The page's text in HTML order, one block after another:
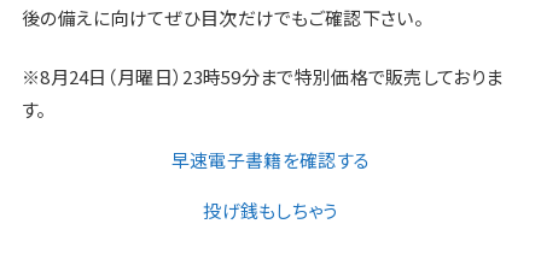
後の備えに向けてぜひ目次だけでもご確認下さい。
※8月24日（月曜日）23時59分まで特別価格で販売しておりま
す。
早速電子書籍を確認する
投げ銭もしちゃう